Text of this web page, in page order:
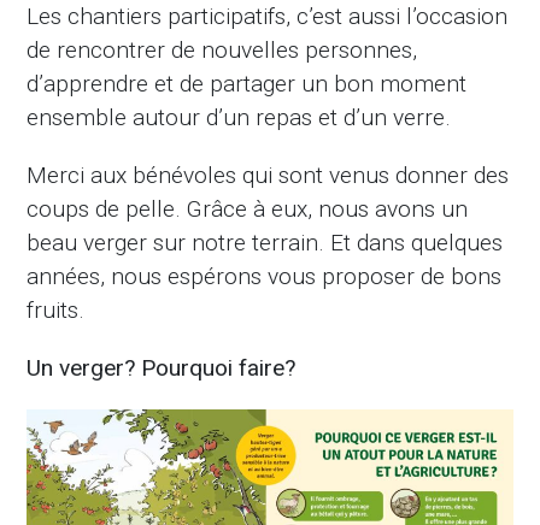
Les chantiers participatifs, c’est aussi l’occasion
de rencontrer de nouvelles personnes,
d’apprendre et de partager un bon moment
ensemble autour d’un repas et d’un verre.
Merci aux bénévoles qui sont venus donner des
coups de pelle. Grâce à eux, nous avons un
beau verger sur notre terrain. Et dans quelques
années, nous espérons vous proposer de bons
fruits.
Un verger? Pourquoi faire?